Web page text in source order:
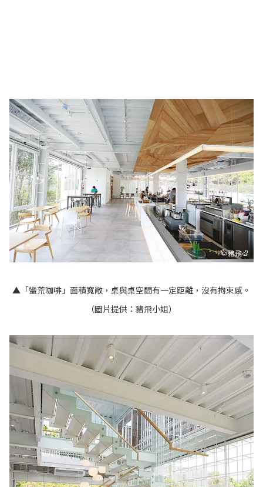
▲「蠻荒咖啡」面積寬敞，桌與桌空間有一定距離，沒有拘束感。
（圖片提供：豬飛小姐）